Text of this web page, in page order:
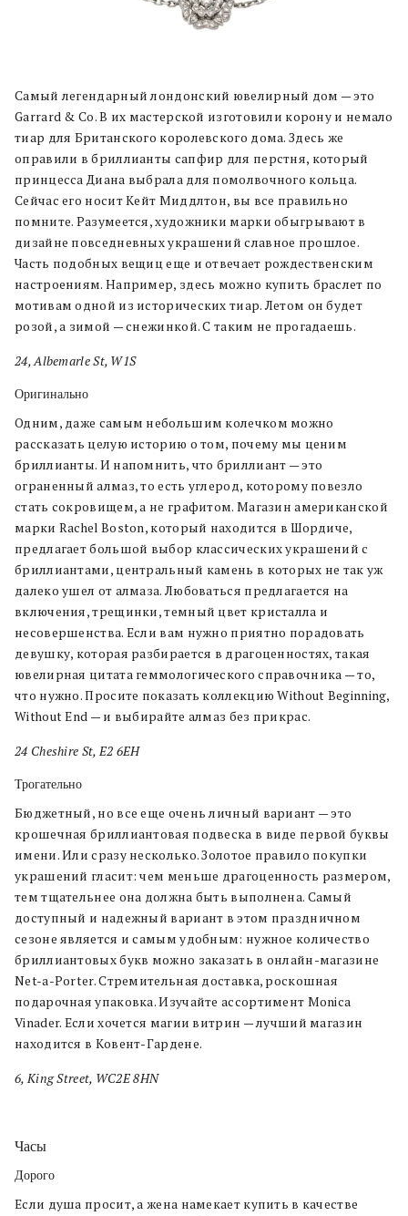
Самый легендарный лондонский ювелирный дом — это
Garrard & Co. В их мастерской изготовили корону и немало
тиар для Британского королевского дома. Здесь же
оправили в бриллианты сапфир для перстня, который
принцесса Диана выбрала для помолвочного кольца.
Сейчас его носит Кейт Миддлтон, вы все правильно
помните. Разумеется, художники марки обыгрывают в
дизайне повседневных украшений славное прошлое.
Часть подобных вещиц еще и отвечает рождественским
настроениям. Например, здесь можно купить браслет по
мотивам одной из исторических тиар. Летом он будет
розой, а зимой — снежинкой. С таким не прогадаешь.
24, Albemarle St, W1S
Оригинально
Одним, даже самым небольшим колечком можно
рассказать целую историю о том, почему мы ценим
бриллианты. И напомнить, что бриллиант — это
ограненный алмаз, то есть углерод, которому повезло
стать сокровищем, а не графитом. Магазин американской
марки Rachel Boston, который находится в Шордиче,
предлагает большой выбор классических украшений с
бриллиантами, центральный камень в которых не так уж
далеко ушел от алмаза. Любоваться предлагается на
включения, трещинки, темный цвет кристалла и
несовершенства. Если вам нужно приятно порадовать
девушку, которая разбирается в драгоценностях, такая
ювелирная цитата геммологического справочника — то,
что нужно. Просите показать коллекцию Without Beginning,
Without End — и выбирайте алмаз без прикрас.
24 Cheshire St, E2 6EH
Трогательно
Бюджетный, но все еще очень личный вариант — это
крошечная бриллиантовая подвеска в виде первой буквы
имени. Или сразу несколько. Золотое правило покупки
украшений гласит: чем меньше драгоценность размером,
тем тщательнее она должна быть выполнена. Самый
доступный и надежный вариант в этом праздничном
сезоне является и самым удобным: нужное количество
бриллиантовых букв можно заказать в онлайн-магазине
Net-a-Porter. Стремительная доставка, роскошная
подарочная упаковка. Изучайте ассортимент Monica
Vinader. Если хочется магии витрин — лучший магазин
находится в Ковент-Гардене.
6, King Street, WC2E 8HN
Часы
Дорого
Если душа просит, а жена намекает купить в качестве